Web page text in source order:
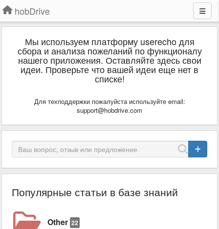
hobDrive
Мы используем платформу userecho для
сбора и анализа пожеланий по функционалу
нашего приложения. Оставляйте здесь свои
идеи. Проверьте что вашей идеи еще нет в
списке!
Для техподдержки пожалуйста используйте email:
support@hobdrive.com
Популярные статьи в базе знаний
Other 22